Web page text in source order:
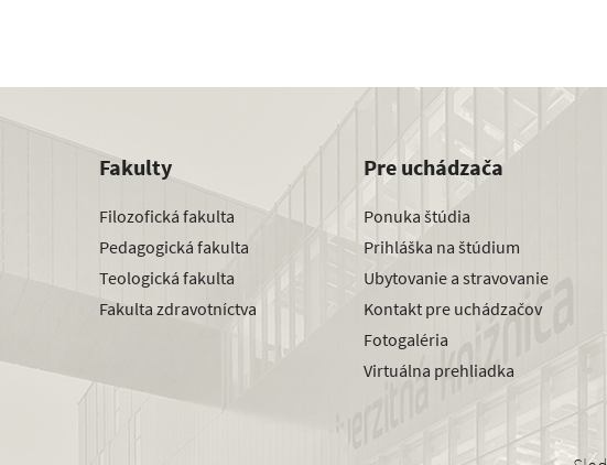
Fakulty
Filozofická fakulta
Pedagogická fakulta
Teologická fakulta
Fakulta zdravotníctva
Pre uchádzača
Ponuka štúdia
Prihláška na štúdium
Ubytovanie a stravovanie
Kontakt pre uchádzačov
Fotogaléria
Virtuálna prehliadka